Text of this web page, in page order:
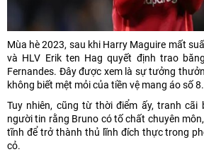
Mùa hè 2023, sau khi Harry Maguire mất
và HLV Erik ten Hag quyết định trao
Fernandes. Đây được xem là sự tưởng
không biết mệt mỏi của tiền vệ mang áo số 8.
Tuy nhiên, cũng từ thời điểm ấy, tranh
người tin rằng Bruno có tố chất chuyên
tĩnh để trở thành thủ lĩnh đích thực trong
cỏ.